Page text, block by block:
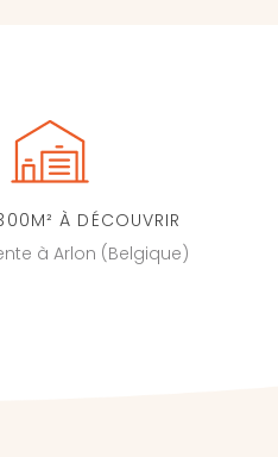
À DÉCOUVRIR
à Arlon (Belgique)